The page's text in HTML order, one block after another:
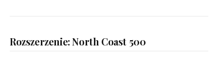
Rozszerzenie: North Coast 500